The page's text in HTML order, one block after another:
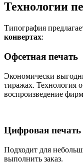
Технологии
Типография
конвертах:
Офсетная печать
Экономически
тиражах. Технология
воспроизведение
Цифровая печать
Подходит для
выполнить заказ.